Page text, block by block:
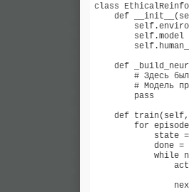
class
def
self.model
def
# Здесь
# Модель
        pass
def
for
state
done =
while